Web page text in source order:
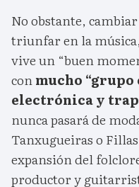
No obstante,
triunfar en la
vive un “buen
conmucho “grupo
electrónica y trap
nunca pasará de
Tanxugueiras o
expansión del
productor y